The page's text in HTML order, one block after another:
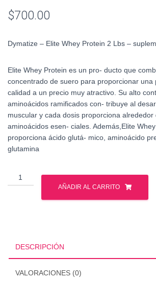
$700.00
Dymatize – Elite Whey Protein 2 Lbs –
Elite Whey Protein es un pro- ducto que
concentrado de suero para proporcionar una
calidad a un precio muy atractivo. Su alto
aminoácidos ramificados con- tribuye al
muscular y cada dosis proporciona
aminoácidos esen- ciales. Además,Elite
proporciona ácido glutá- mico, aminoácido
glutamina
Dymatize
-
AÑADIR AL CARRITO
DESCRIPCIÓN
VALORACIONES (0)